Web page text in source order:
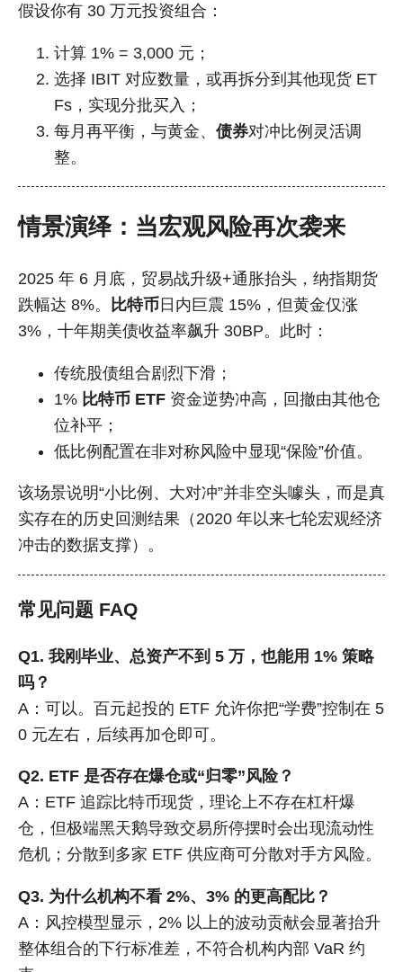
假设你有 30 万元投资组合：
计算 1% = 3,000 元；
选择 IBIT 对应数量，或再拆分到其他现货 ET
Fs，实现分批买入；
每月再平衡，与黄金、 债券对冲比例灵活调
整。
情景演绎：当宏观风险再次袭来
2025 年 6 月底，贸易战升级+通胀抬头，纳指期货
跌幅达 8%。
比特币日内巨震 15%，但黄金仅涨
3%，十年期美债收益率飙升 30BP。此时：
传统股债组合剧烈下滑；
1% 比特币 ETF 资金逆势冲高，回撤由其他仓
位补平；
低比例配置在非对称风险中显现“保险”价值。
该场景说明“小比例、大对冲”并非空头噱头，而是真
实存在的历史回测结果（2020 年以来七轮宏观经济
冲击的数据支撑）。
常见问题 FAQ
Q1. 我刚毕业、总资产不到 5 万，也能用 1% 策略
吗？
A：可以。百元起投的 ETF 允许你把“学费”控制在 5
0 元左右，后续再加仓即可。
Q2. ETF 是否存在爆仓或“归零”风险？
A：ETF 追踪比特币现货，理论上不存在杠杆爆
仓，但极端黑天鹅导致交易所停摆时会出现流动性
危机；分散到多家 ETF 供应商可分散对手方风险。
Q3. 为什么机构不看 2%、3% 的更高配比？
A：风控模型显示，2% 以上的波动贡献会显著抬升
整体组合的下行标准差，不符合机构内部 VaR 约